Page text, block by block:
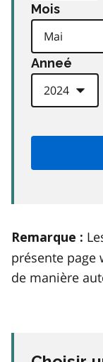
Mois
Anneé
Remarque :
présente page
de manière